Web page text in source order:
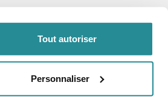
Tout autoriser
Personnaliser